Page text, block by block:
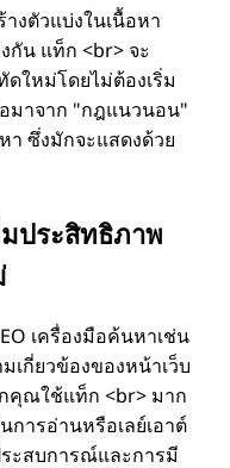
งตัวแบ่งในเนื้อหา
น แท็ก <br> จะ
ใหม่โดยไม่ต้องเริ่ม
มาจาก "กฎแนวนอน"
า ซึ่งมักจะแสดงด้วย
ประสิทธิภาพ
เครื่องมือค้นหาเช่น
เกี่ยวข้องของหน้าเว็บ
คุณใช้แท็ก <br> มาก
การอ่านหรือเลย์เอาต์
ะสบการณ์และการมี